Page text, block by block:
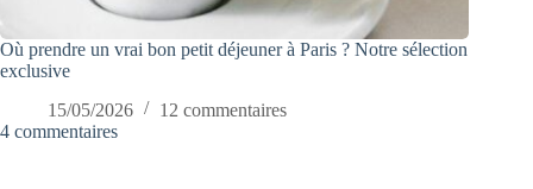
Où prendre un vrai bon petit déjeuner à Paris ? Notre sélection
exclusive
15/05/2026
12 commentaires
4 commentaires